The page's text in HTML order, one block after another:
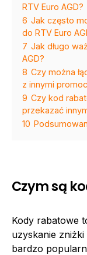
RTV Euro AGD?
6 Jak często
do RTV Euro
7 Jak długo
AGD?
8 Czy można
z innymi
9 Czy kod
przekazać
10
Czym są
Kody rabatowe
uzyskanie
bardzo